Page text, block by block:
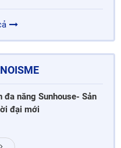
đa năng Sunhouse- Sản
đại mới